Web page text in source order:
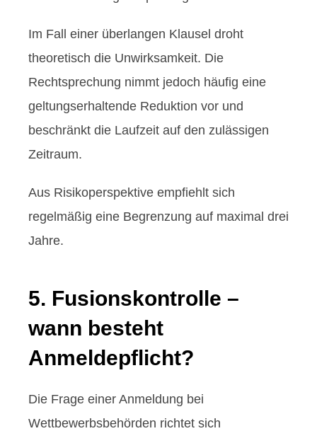
Im Fall einer überlangen Klausel droht
theoretisch die Unwirksamkeit. Die
Rechtsprechung nimmt jedoch häufig eine
geltungserhaltende Reduktion vor und
beschränkt die Laufzeit auf den zulässigen
Zeitraum.
Aus Risikoperspektive empfiehlt sich
regelmäßig eine Begrenzung auf maximal drei
Jahre.
5. Fusionskontrolle –
wann besteht
Anmeldepflicht?
Die Frage einer Anmeldung bei
Wettbewerbsbehörden richtet sich